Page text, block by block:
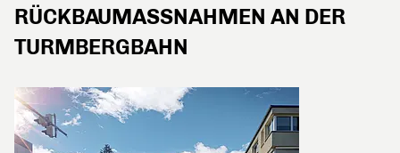
RÜCKBAUMASSNAHMEN AN DER T
URMBERGBAHN